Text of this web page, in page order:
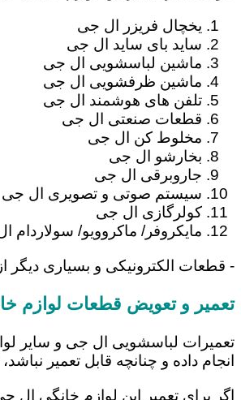
یخچال فریزر ال جی
ساید بای ساید ال جی
ماشین لباسشویی ال جی
ماشین ظرفشویی ال جی
تلفن های هوشمند ال جی
قطعات صنعتی ال جی
مخلوط کن ال جی
بخارشو ال جی
جاروبرقی ال جی
سیستم صوتی و تصویری ال جی
کولرگازی ال جی
مایکروفر/ ماکروویو/ سولاردام
- قطعات الکترونیکی و بسیاری
تعمیر و تعویض قطعات لوازم
تعمیرات لباسشویی ال جی و سایر
انجام داده و چنانچه قابل تعمیر
اگر برای تعمیر این لوازم خانگی